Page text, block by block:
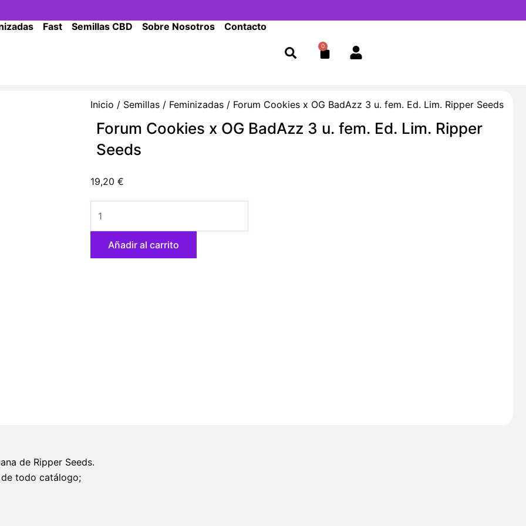
Fast Semillas CBD Sobre Nosotros Contacto
0
Cart
Inicio / Semillas/ Feminizadas/ Forum Cookies x OG BadAzz 3 u. fem. Ed. Lim. Ripper Seeds
Forum Cookies x OG BadAzz 3 u. fem. Ed. Lim. Ripper
Seeds
19,20 €
Cookies
Añadir al carrito
de Ripper Seeds.
de todo catálogo;